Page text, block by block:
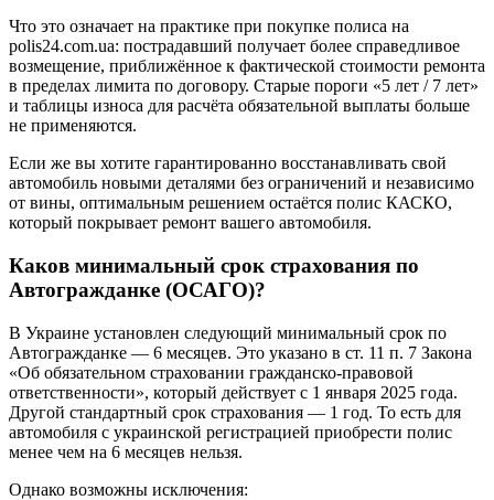
Что это означает на практике при покупке полиса на
polis24.com.ua: пострадавший получает более справедливое
возмещение, приближённое к фактической стоимости ремонта
в пределах лимита по договору. Старые пороги «5 лет / 7 лет»
и таблицы износа для расчёта обязательной выплаты больше
не применяются.
Если же вы хотите гарантированно восстанавливать свой
автомобиль новыми деталями без ограничений и независимо
от вины, оптимальным решением остаётся полис КАСКО,
который покрывает ремонт вашего автомобиля.
Каков минимальный срок страхования по
Автогражданке (ОСАГО)?
В Украине установлен следующий минимальный срок по
Автогражданке — 6 месяцев. Это указано в ст. 11 п. 7 Закона
«Об обязательном страховании гражданско-правовой
ответственности», который действует с 1 января 2025 года.
Другой стандартный срок страхования — 1 год. То есть для
автомобиля с украинской регистрацией приобрести полис
менее чем на 6 месяцев нельзя.
Однако возможны исключения: